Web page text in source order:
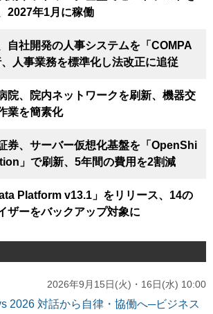
2027年1月に稼働
自社開発の人事システムを「COMPA
人事業務を標準化し法改正に追従
院、院内ネットワークを刷新、機器交
業を簡素化
券、サーバー仮想化基盤を「OpenShi
」で刷新、5年間の費用を2割減
Platform v13.1」をリリース、14の
ザーをバックアップ対象に
2026年9月15日(火)・16日(水) 10:00
2026 対話から自律・協働へ─ビジネス